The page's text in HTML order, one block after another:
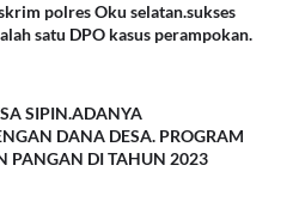
polres Oku selatan.sukses
satu DPO kasus perampokan.
SIPIN.ADANYA
DANA DESA. PROGRAM
PANGAN DI TAHUN 2023